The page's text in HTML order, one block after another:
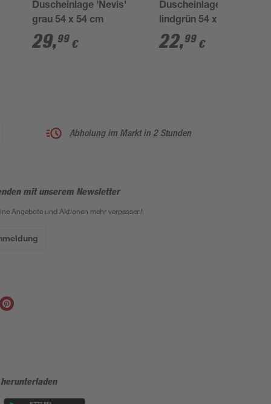
Duscheinlage 'Nevis'
grau 54 x 54 cm
29,99 €
Duscheinlage 'Capri'
lindgrün 54 x 54 cm
22,99 €
Abholung im Markt in 2 Stunden
mit unserem Newsletter
Angebote und Aktionen mehr verpassen!